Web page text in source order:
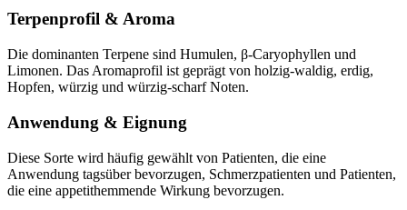
Terpenprofil & Aroma
Die dominanten Terpene sind Humulen, β-Caryophyllen und
Limonen. Das Aromaprofil ist geprägt von holzig-waldig, erdig,
Hopfen, würzig und würzig-scharf Noten.
Anwendung & Eignung
Diese Sorte wird häufig gewählt von Patienten, die eine
Anwendung tagsüber bevorzugen, Schmerzpatienten und Patienten,
die eine appetithemmende Wirkung bevorzugen.